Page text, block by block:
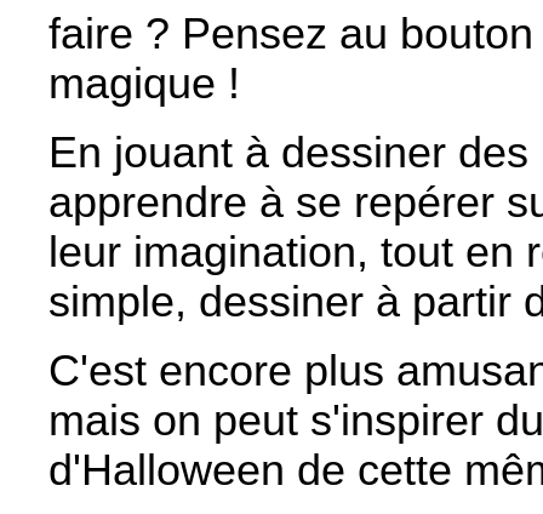
faire ? Pensez au
magique !
En jouant à dessiner
apprendre à se repérer
leur imagination, tout en
simple, dessiner à partir
C'est encore plus
mais on peut s'inspirer
d'Halloween de cette